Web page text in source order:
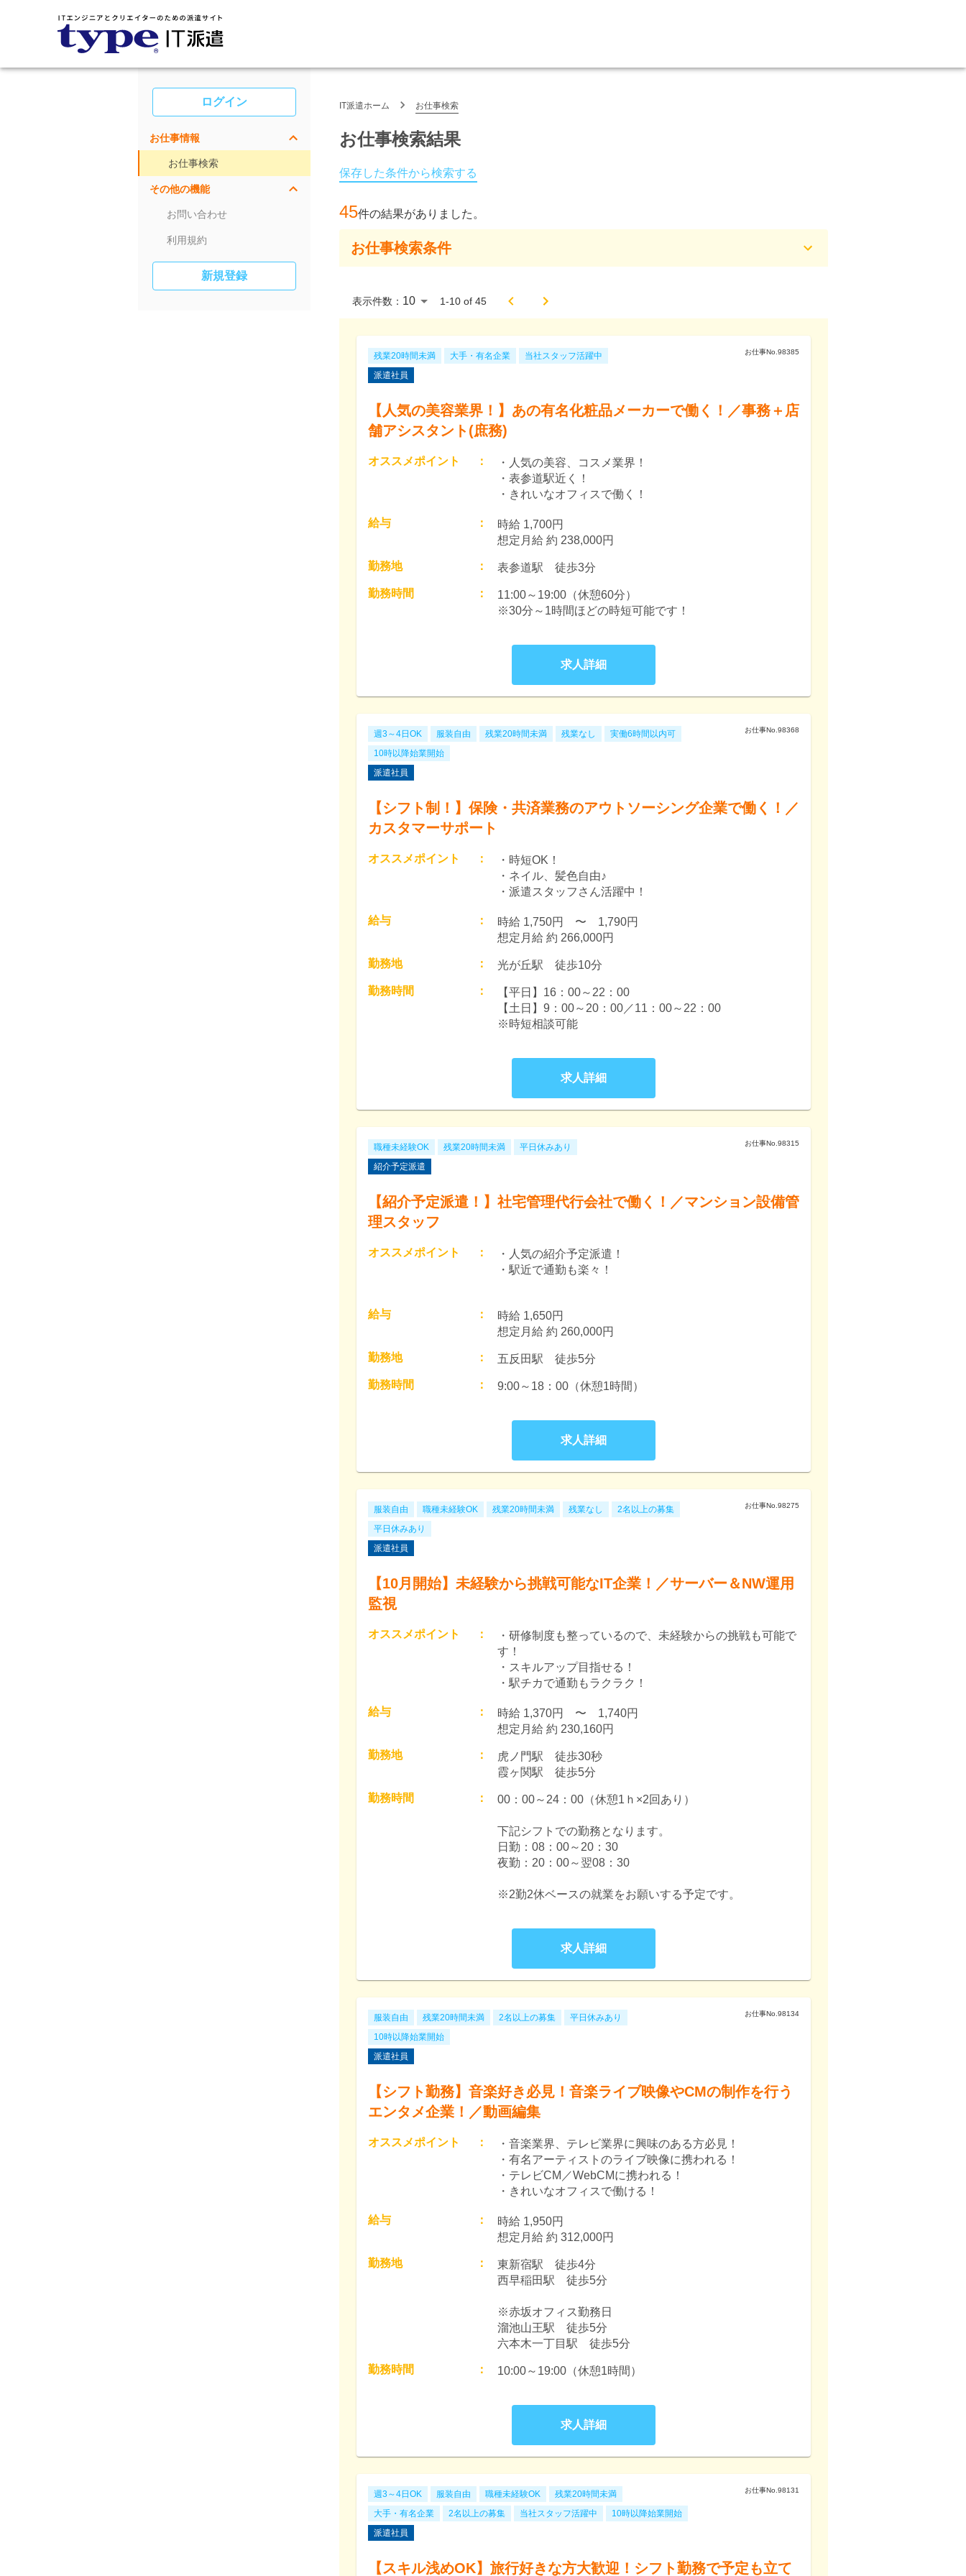
ログイン
お仕事情報
お仕事検索
その他の機能
お問い合わせ
利用規約
新規登録
IT派遣ホーム お仕事検索
お仕事検索結果
保存した条件から検索する
45件の結果がありました。
お仕事検索条件
表示件数： 1-10 of 45
残業20時間未満 大手・有名企業 当社スタッフ活躍中 お仕事No. 98385
派遣社員
【人気の美容業界！】あの有名化粧品メーカーで働く！／事務＋店
舗アシスタント(庶務)
オススメポイント ：
・人気の美容、コスメ業界！
・表参道駅近く！
・きれいなオフィスで働く！
給与 ：
時給 1,700円
想定月給 約 238,000円
勤務地 ： 表参道駅　徒歩3分
勤務時間 ：
11:00～19:00（休憩60分）
※30分～1時間ほどの時短可能です！
求人詳細
週3～4日OK 服装自由 残業20時間未満 残業なし
実働6時間以内可
10時以降始業開始
お仕事No. 98368
派遣社員
【シフト制！】保険・共済業務のアウトソーシング企業で働く！／
カスタマーサポート
オススメポイント ：
・時短OK！
・ネイル、髪色自由♪
・派遣スタッフさん活躍中！
給与 ：
時給 1,750円　〜　1,790円
想定月給 約 266,000円
勤務地 ： 光が丘駅　徒歩10分
勤務時間 ：
【平日】16：00～22：00
【土日】9：00～20：00／11：00～22：00
※時短相談可能
求人詳細
職種未経験OK 残業20時間未満 平日休みあり お仕事No. 98315
紹介予定派遣
【紹介予定派遣！】社宅管理代行会社で働く！／マンション設備管
理スタッフ
オススメポイント ：
・人気の紹介予定派遣！
・駅近で通勤も楽々！
給与 ：
時給 1,650円
想定月給 約 260,000円
勤務地 ： 五反田駅　徒歩5分
勤務時間 ： 9:00～18：00（休憩1時間）
求人詳細
服装自由 職種未経験OK 残業20時間未満 残業なし
2名以上の募集
平日休みあり
お仕事No. 98275
派遣社員
【10月開始】未経験から挑戦可能なIT企業！／サーバー＆NW運用
監視
オススメポイント ：
・研修制度も整っているので、未経験からの挑戦も可能で
す！
・スキルアップ目指せる！
・駅チカで通勤もラクラク！
給与 ：
時給 1,370円　〜　1,740円
想定月給 約 230,160円
勤務地 ：
虎ノ門駅　徒歩30秒
霞ヶ関駅　徒歩5分
勤務時間 ： 00：00～24：00（休憩1ｈ×2回あり）
下記シフトでの勤務となります。
日勤：08：00～20：30
夜勤：20：00～翌08：30
※2勤2休ベースの就業をお願いする予定です。
求人詳細
服装自由 残業20時間未満 2名以上の募集
平日休みあり
10時以降始業開始
お仕事No. 98134
派遣社員
【シフト勤務】音楽好き必見！音楽ライブ映像やCMの制作を行う
エンタメ企業！／動画編集
オススメポイント ：
・音楽業界、テレビ業界に興味のある方必見！
・有名アーティストのライブ映像に携われる！
・テレビCM／WebCMに携われる！
・きれいなオフィスで働ける！
給与 ：
時給 1,950円
想定月給 約 312,000円
勤務地 ：
東新宿駅　徒歩4分
西早稲田駅　徒歩5分
※赤坂オフィス勤務日
溜池山王駅　徒歩5分
六本木一丁目駅　徒歩5分
勤務時間 ： 10:00～19:00（休憩1時間）
求人詳細
週3～4日OK 服装自由 職種未経験OK
残業20時間未満
大手・有名企業
2名以上の募集 当社スタッフ活躍中 10時以降始業開始
お仕事No. 98131
派遣社員
【スキル浅めOK】旅行好きな方大歓迎！シフト勤務で予定も立て